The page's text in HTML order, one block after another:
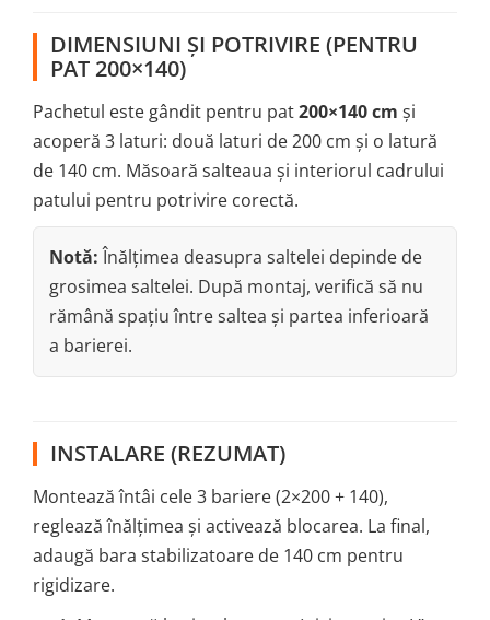
DIMENSIUNI ȘI POTRIVIRE (PENTRU
PAT 200×140)
Pachetul este gândit pentru pat200×140 cm și
acoperă 3 laturi: două laturi de 200 cm și o latură
de 140 cm. Măsoară salteaua și interiorul cadrului
patului pentru potrivire corectă.
Notă:Înălțimea deasupra saltelei depinde de
grosimea saltelei. După montaj, verifică să nu
rămână spațiu între saltea și partea inferioară
a barierei.
INSTALARE (REZUMAT)
Montează întâi cele 3 bariere (2×200 + 140),
reglează înălțimea și activează blocarea. La final,
adaugă bara stabilizatoare de 140 cm pentru
rigidizare.